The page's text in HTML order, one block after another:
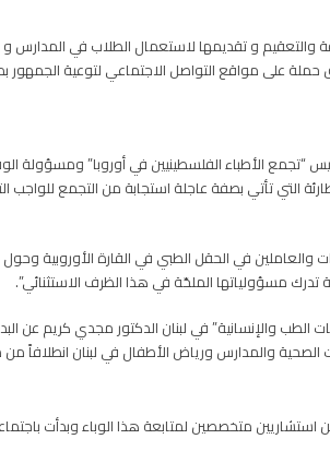
والتعقيم و تقديمها لاستعمال الطلاب في المدارس
حملة على مواقع التواصل الاجتماعي لتوعية
“تجمع الأطباء الفلسطينيين في أوروبا” ومسؤولة
التي تأتي بصفة عاجلة استجابة من التجمع للواجب
والعاملين في الحقل الطبي في القارة
مسؤولياتها الملحّة في هذا الظرف الاستثنائي”.
والإنسانية” في لبنان الدكتور مجدي كريم عن
والمدارس ورياض الأطفال في لبنان انطلافاً من
من استشاريين متخصصين لمتابعة هذا الوباء وبدأت